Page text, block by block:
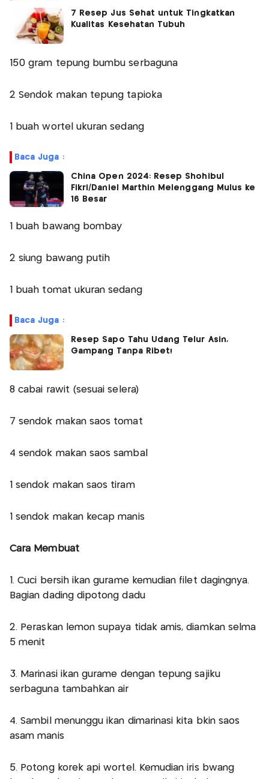
7 Resep Jus Sehat untuk Tingkatkan
Kualitas Kesehatan Tubuh
150 gram tepung bumbu serbaguna
2 Sendok makan tepung tapioka
1 buah wortel ukuran sedang
Baca Juga :
China Open 2024: Resep Shohibul
Fikri/Daniel Marthin Melenggang Mulus ke
16 Besar
1 buah bawang bombay
2 siung bawang putih
1 buah tomat ukuran sedang
Baca Juga :
Resep Sapo Tahu Udang Telur Asin,
Gampang Tanpa Ribet!
8 cabai rawit (sesuai selera)
7 sendok makan saos tomat
4 sendok makan saos sambal
1 sendok makan saos tiram
1 sendok makan kecap manis
Cara Membuat
1. Cuci bersih ikan gurame kemudian filet dagingnya.
Bagian dading dipotong dadu
2. Peraskan lemon supaya tidak amis, diamkan selma
5 menit
3. Marinasi ikan gurame dengan tepung sajiku
serbaguna tambahkan air
4. Sambil menunggu ikan dimarinasi kita bkin saos
asam manis
5. Potong korek api wortel. Kemudian iris bwang